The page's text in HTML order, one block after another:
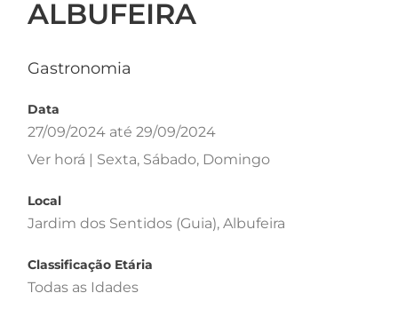
ALBUFEIRA
Gastronomia
Data
27/09/2024 até 29/09/2024
Ver horá | Sexta, Sábado, Domingo
Local
Jardim dos Sentidos (Guia), Albufeira
Classificação Etária
Todas as Idades